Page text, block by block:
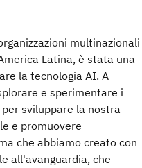
multinazionali
Latina, è stata una
la tecnologia AI. A
e sperimentare i
sviluppare la nostra
e promuovere
che abbiamo creato con
all'avanguardia, che